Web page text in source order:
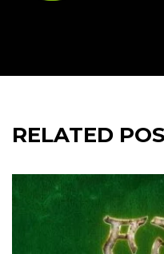
RELATED